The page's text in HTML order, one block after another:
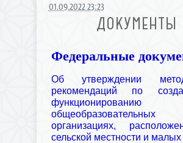
01.09.2022 23:23
ДОКУМЕНТЫ
Федеральные
Об утверждении
рекомендаций по
общеобразовательных
организациях,
сельской местности и малых